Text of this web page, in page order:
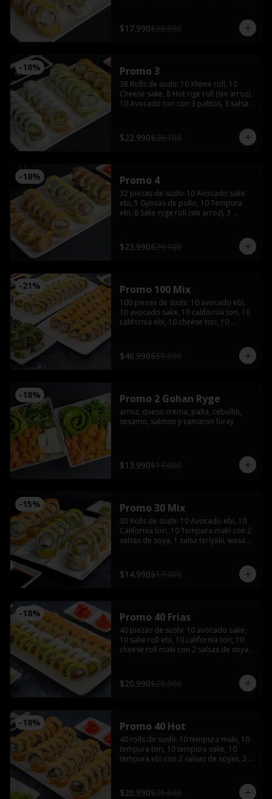
$17.990$20.900
-18% Promo 3
38 Rolls de sushi: 10 Xhime roll, 10
Cheese sake, 8 Hot rige roll (sin arroz),
10 Avocado tori con 3 palitos, 3 salsas
$22.990$28.100
-18% Promo 4
32 piezas de sushi: 10 Avocado sake
ebi, 5 Gyosas de pollo, 10 Tempura
ebi, 8 Sake ryge roll (sin arroz), 3
1.5 Litros
$23.990$29.100
-21% Promo 100 Mix
100 piezas de sushi: 10 avocado ebi,
10 avocado sake, 10 california tori, 10
california ebi, 10 cheese tori, 10
palitos, 6 salsas de soya, 4 salsas
teriyaki,2 wasabi y 2 jengibres
$46.990$59.500
-18% Promo 2 Gohan Ryge
arroz, queso crema, palta, cebollin,
sesamo, salmon y camaron furay
$13.990$17.000
-15% Promo 30 Mix
30 Rolls de sushi: 10 Avocado ebi, 10
California tori, 10 Tempura maki con 2
salsas de soya, 1 salsa teriyaki, wasabi,
$14.990$17.700
-18% Promo 40 Frias
40 piezas de sushi: 10 avocado sake,
10 sake roll ebi, 10 california tori, 10
cheese roll maki con 2 salsas de soya,
$20.990$25.500
-18% Promo 40 Hot
40 rolls de sushi: 10 tempura maki, 10
tempura tori, 10 tempura sake, 10
tempura ebi con 2 salsas de soyas, 2
$20.990$25.600